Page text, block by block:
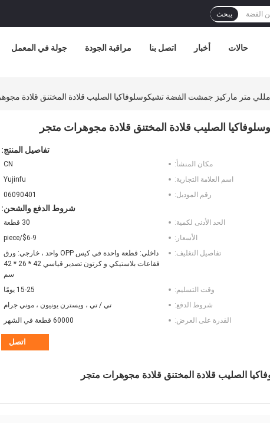
يبحث
جولة في المعمل مراقبة الجودة اتصل بنا أخبار حالات
تفاصيل المنتج:
مكان المنشأ:
CN
اسم العلامة التجارية:
Yujinfu
رقم الموديل:
06090401
شروط الدفع والشحن:
الحد الأدنى لكمية:
30 قطعة
الأسعار:
$6-9/piece
تفاصيل التغليف:
داخلي: قطعة واحدة في كيس OPP واحد ، خارجي: ورق
فقاعات بلاستيكي و كرتون تصدير قياسي 42 * 26 * 42
سم
وقت التسليم:
15-25 يومًا
شروط الدفع:
تي / تي ، ويسترن يونيون ، موني جرام
القدرة على العرض:
60000 قطعة في الشهر
اتصل